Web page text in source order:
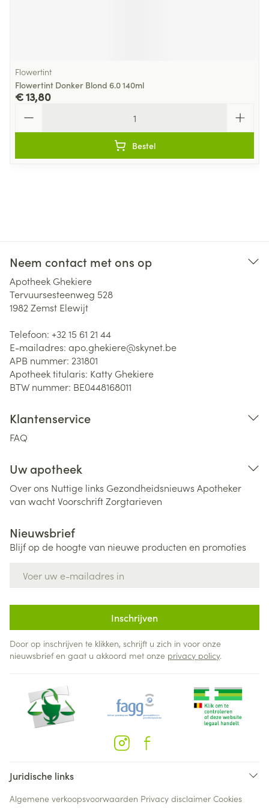
Flowertint
Flowertint Donker Blond 6.0 140ml
€ 13,80
Bestel
Neem contact met ons op
Apotheek Ghekiere
Tervuursesteenweg 528
1982 Zemst Elewijt
Telefoon: +32 15 61 21 44
E-mailadres: apo.ghekiere@skynet.be
APB nummer: 231801
Apotheek titularis: Katty Ghekiere
BTW nummer: BE0448168011
Klantenservice
FAQ
Uw apotheek
Over ons Nuttige links Gezondheidsnieuws Apotheker
van wachtVoorschriftZorgtarieven
Nieuwsbrief
Blijf op de hoogte van nieuwe producten en promoties
Inschrijven
Door op inschrijven te klikken, schrijft u zich in voor onze
nieuwsbrief en gaat u akkoord met onze privacy policy.
Juridische links
Algemene verkoopsvoorwaarden Privacy disclaimer Cookies